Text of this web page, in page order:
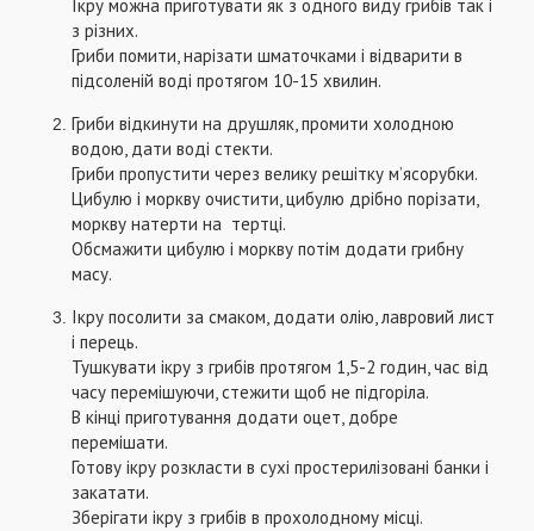
Ікру можна приготувати як з одного виду грибів так і
з різних.
Гриби помити, нарізати шматочками і відварити в
підсоленій воді протягом 10-15 хвилин.
Гриби відкинути на друшляк, промити холодною
водою, дати воді стекти.
Гриби пропустити через велику решітку м’ясорубки.
Цибулю і моркву очистити, цибулю дрібно порізати,
моркву натерти на тертці.
Обсмажити цибулю і моркву потім додати грибну
масу.
Ікру посолити за смаком, додати олію, лавровий лист
і перець.
Тушкувати ікру з грибів протягом 1,5-2 годин, час від
часу перемішуючи, стежити щоб не підгоріла.
В кінці приготування додати оцет, добре
перемішати.
Готову ікру розкласти в сухі простерилізовані банки і
закатати.
Зберігати ікру з грибів в прохолодному місці.